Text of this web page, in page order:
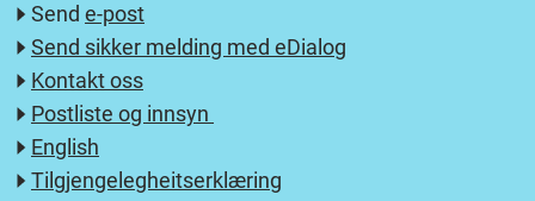
Send e-post
Send sikker melding med eDialog
Kontakt oss
Postliste og innsyn
English
Tilgjengelegheitserklæring